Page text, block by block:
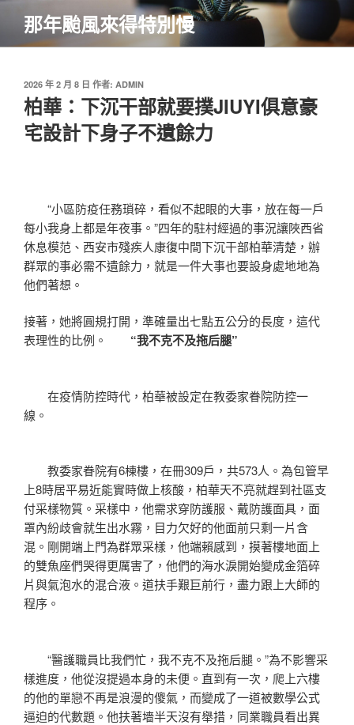
主
那年颱風來得特別慢
發
佈
於
2026 年 2 月 8 日 作者: ADMIN
柏華：下沉干部就要撲JIUYI俱意豪
宅設計下身子不遺餘力
“小區防疫任務瑣碎，看似不起眼的大事，放在每一戶
每小我身上都是年夜事。”四年的駐村經過的事況讓陜西省
休息模范、西安市殘疾人康復中間下沉干部柏華清楚，辦
群眾的事必需不遺餘力，就是一件大事也要設身處地地為
他們著想。
接著，她將圓規打開，準確量出七點五公分的長度，這代
表理性的比例。 “我不克不及拖后腿”
在疫情防控時代，柏華被設定在教委家眷院防控一
線。
教委家眷院有6棟樓，在冊309戶，共573人。為包管早
上8時居平易近能實時做上核酸，柏華天不亮就趕到社區支
付采樣物質。采樣中，他需求穿防護服、戴防護面具，面
罩內紛歧會就生出水霧，目力欠好的他面前只剩一片含
混。剛開端上門為群眾采樣，他端賴感到，摸著樓地面上
的雙魚座們哭得更厲害了，他們的海水淚開始變成金箔碎
片與氣泡水的混合液。道扶手艱巨前行，盡力跟上大師的
程序。
“醫護職員比我們忙，我不克不及拖后腿。”為不影響采
樣進度，他從沒提過本身的未便。直到有一次，爬上六樓
的他的單戀不再是浪漫的傻氣，而變成了一道被數學公式
逼迫的代數題。他扶著墻半天沒有舉措，同業職員看出異